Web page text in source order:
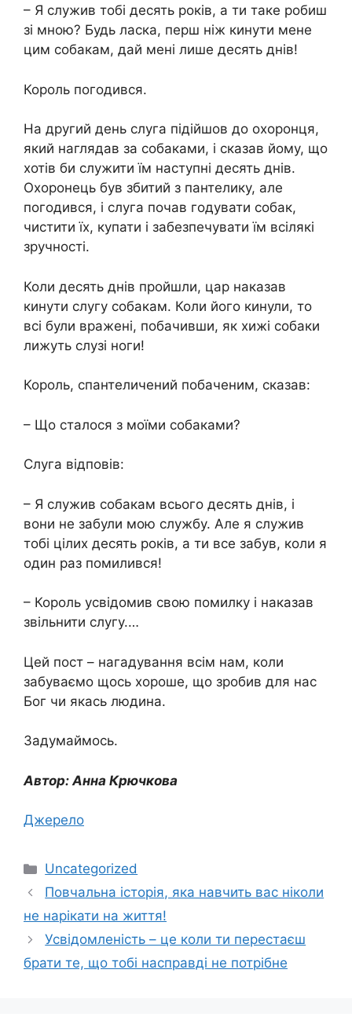
– Я служив тобі десять років, а ти таке робиш
зі мною? Будь ласка, перш ніж кинути мене
цим собакам, дай мені лише десять днів!
Король погодився.
На другий день слуга підійшов до охоронця,
який наглядав за собаками, і сказав йому, що
хотів би служити їм наступні десять днів.
Охоронець був збитий з пантелику, але
погодився, і слуга почав годувати собак,
чистити їх, купати і забезпечувати їм всілякі
зручності.
Коли десять днів пройшли, цар наказав
кинути слугу собакам. Коли його кинули, то
всі були вражені, побачивши, як хижі собаки
лижуть слузі ноги!
Король, спантеличений побаченим, сказав:
– Що сталося з моїми собаками?
Слуга відповів:
– Я служив собакам всього десять днів, і
вони не забули мою службу. Але я служив
тобі цілих десять років, а ти все забув, коли я
один раз помилився!
– Король усвідомив свою помилку і наказав
звільнити слугу.…
Цей пост – нагадування всім нам, коли
забуваємо щось хороше, що зробив для нас
Бог чи якась людина.
Задумаймось.
Автор: Анна Крючкова
Джерело
Категорії
Uncategorized
Повчальна історія, яка навчить вас ніколи
не нарікати на життя!
Усвідомленість – це коли ти перестаєш
брати те, що тобі насправді не потрібне